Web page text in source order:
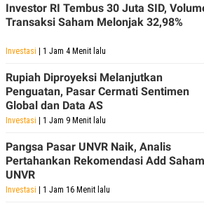
Investor RI Tembus 30 Juta SID,
Transaksi Saham Melonjak 32,98%
Investasi | 1 Jam 4 Menit lalu
Rupiah Diproyeksi Melanjutkan
Penguatan, Pasar Cermati Sentimen
Global dan Data AS
Investasi | 1 Jam 9 Menit lalu
Pangsa Pasar UNVR Naik, Analis
Pertahankan Rekomendasi Add Saham
UNVR
Investasi | 1 Jam 16 Menit lalu